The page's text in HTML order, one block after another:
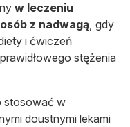
w leczeniu
z nadwagą, gdy
i ćwiczeń
stężenia
stosować w
doustnymi lekami